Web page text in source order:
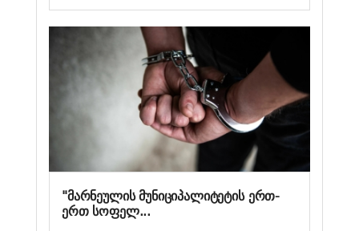
"მარნეულის მუნიციპალიტეტის ერთ-
ერთ სოფელ...